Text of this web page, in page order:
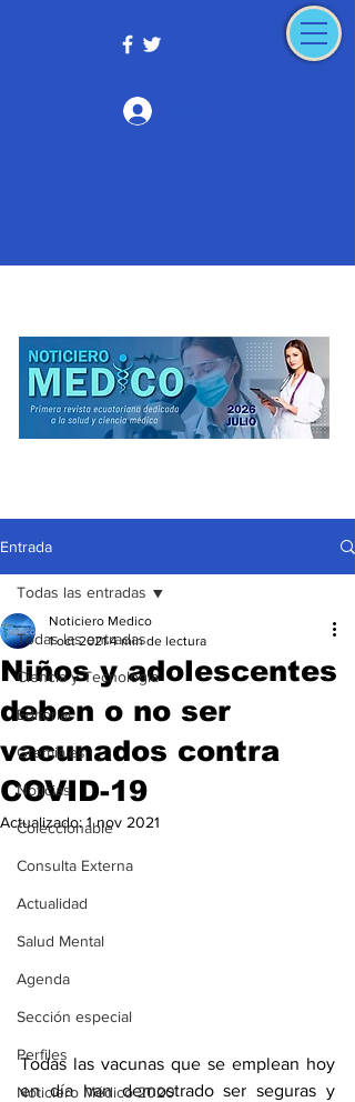
Entrada
Todas las entradas
Ciencia y Tecnología
Editorial
Gremiales
Noticias
Coleccionable
Consulta Externa
Actualidad
Salud Mental
Agenda
Sección especial
Perfiles
Noticiero Médico 2020
Todas las entradas
Niños y adolescentes
deben o no ser
vacunados contra
COVID-19
Noticiero Medico
1 oct 2021 4 min de lectura
Actualizado:1 nov 2021
Todas las vacunas que se emplean hoy
en día han demostrado ser seguras y